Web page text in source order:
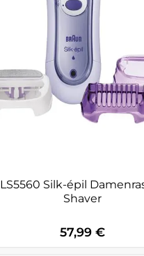
Silk-épil Damenrasierer Lady
Shaver
Regulärer Preis:
57,99 €